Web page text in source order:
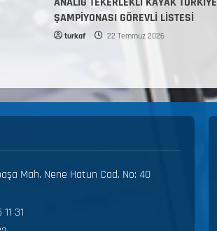
ŞAMPİYONASI GÖREVLİ LİSTESİ
turkaf 22 Temmuz 2026
Mah. Nene Hatun Cad. No: 40
31